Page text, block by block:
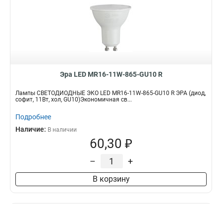
Эра LED MR16-11W-865-GU10 R
Лампы СВЕТОДИОДНЫЕ ЭКО LED MR16-11W-865-GU10 R ЭРА (диод,
софит, 11Вт, хол, GU10)Экономичная св...
Подробнее
Наличие: В наличии
60,30 ₽
– +
В корзину